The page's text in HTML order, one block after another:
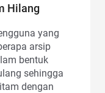
Hilang
yang
arsip
bentuk
sehingga
dengan